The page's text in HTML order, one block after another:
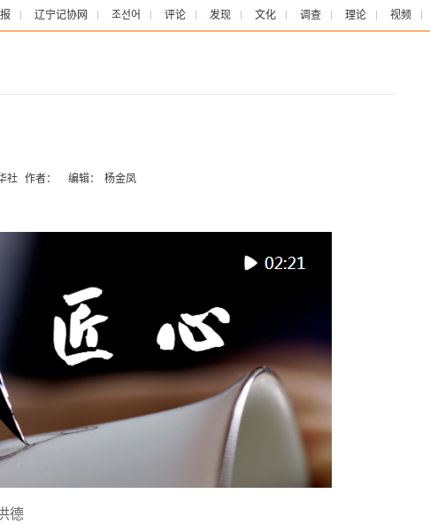
辽宁记协网 조선어 评论 发现 文化 调查 理论 视频
社 作者： 编辑： 杨金凤
德